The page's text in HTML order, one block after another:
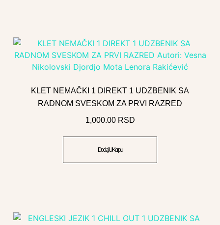
KLET NEMAČKI 1 DIREKT 1 UDZBENIK SA
RADNOM SVESKOM ZA PRVI RAZRED
1,000.00 RSD
Dodaj U Korpu